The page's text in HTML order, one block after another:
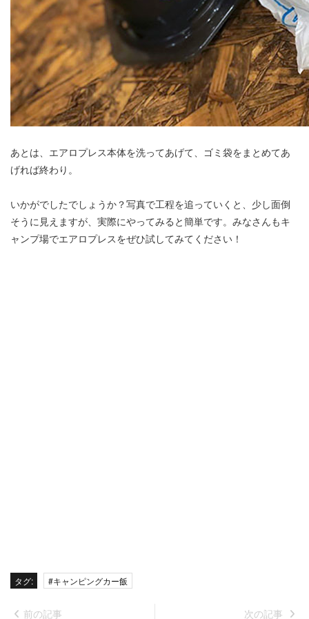
あとは、エアロプレス本体を洗ってあげて、ゴミ袋をまとめてあ
げれば終わり。
いかがでしたでしょうか？写真で工程を追っていくと、少し面倒
そうに見えますが、実際にやってみると簡単です。みなさんもキ
ャンプ場でエアロプレスをぜひ試してみてください！
タグ: #キャンピングカー飯
前の記事 次の記事